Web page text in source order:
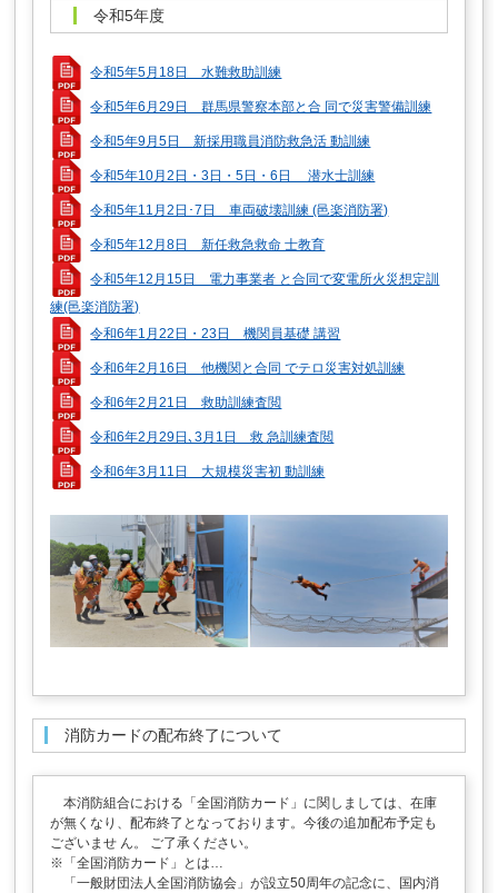
令和5年度
令和5年5月18日 水難救助訓練
令和5年6月29日 群馬県警察本部と合 同で災害警備訓練
令和5年9月5日 新採用職員消防救急活 動訓練
令和5年10月2日・3日・5日・6日 潜水士訓練
令和5年11月2日･7日 車両破壊訓練 (邑楽消防署)
令和5年12月8日 新任救急救命 士教育
令和5年12月15日 電力事業者 と合同で変電所火災想定訓
練(邑楽消防署)
令和6年1月22日・23日 機関員基礎 講習
令和6年2月16日 他機関と合同 でテロ災害対処訓練
令和6年2月21日 救助訓練査閲
令和6年2月29日､3月1日 救 急訓練査閲
令和6年3月11日 大規模災害初 動訓練
消防カードの配布終了について
本消防組合における「全国消防カード」に関しましては、在庫
が無くなり、配布終了となっております。今後の追加配布予定も
ございませ ん。 ご了承ください。
※「全国消防カード」とは…
「一般財団法人全国消防協会」が設立50周年の記念に、国内消